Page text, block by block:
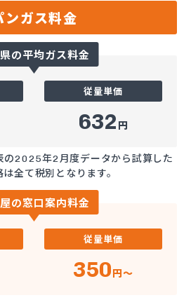
ンガス料金
の平均ガス料金
従量単価
632 円
2025年2月度データから試算した
全て税別となります。
の窓口案内料金
従量単価
350円～